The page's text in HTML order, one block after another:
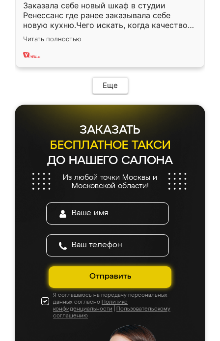
Заказала себе новый шкаф в студии
Ренессанс где ранее заказывала себе
новую кухню.Чего искать, когда качеством
вполне довольна. Служит кухня уже почти
два года, нареканий нет.
Читать полностью
Еще
ЗАКАЗАТЬ
БЕСПЛАТНОЕ ТАКСИ
ДО НАШЕГО САЛОНА
Из любой точки Москвы и
Московской области!
Отправить
Я соглашаюсь на передачу персональных
данных согласно Политике
конфиденциальности
Пользовательскому
соглашению